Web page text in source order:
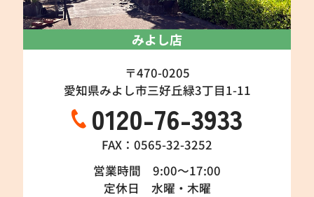
みよし店
〒470-0205
愛知県みよし市三好丘緑3丁目1-11
0120-76-3933
FAX：0565-32-3252
営業時間 9:00～17:00
定休日 水曜・木曜